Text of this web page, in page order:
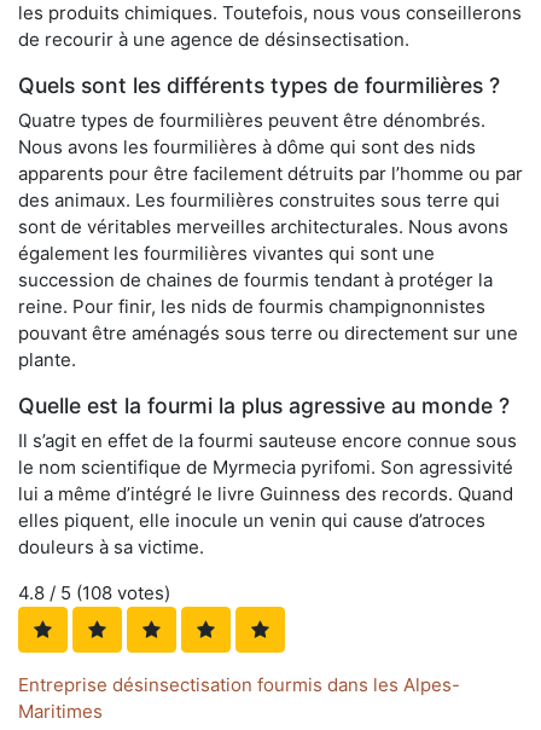
les produits chimiques. Toutefois, nous vous conseillerons
de recourir à une agence de désinsectisation.
Quels sont les différents types de fourmilières ?
Quatre types de fourmilières peuvent être dénombrés.
Nous avons les fourmilières à dôme qui sont des nids
apparents pour être facilement détruits par l’homme ou par
des animaux. Les fourmilières construites sous terre qui
sont de véritables merveilles architecturales. Nous avons
également les fourmilières vivantes qui sont une
succession de chaines de fourmis tendant à protéger la
reine. Pour finir, les nids de fourmis champignonnistes
pouvant être aménagés sous terre ou directement sur une
plante.
Quelle est la fourmi la plus agressive au monde ?
Il s’agit en effet de la fourmi sauteuse encore connue sous
le nom scientifique de Myrmecia pyrifomi. Son agressivité
lui a même d’intégré le livre Guinness des records. Quand
elles piquent, elle inocule un venin qui cause d’atroces
douleurs à sa victime.
4.8 / 5 (108 votes)
Entreprise désinsectisation fourmis dans les Alpes-
Maritimes